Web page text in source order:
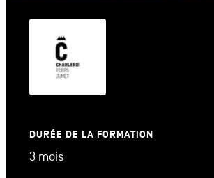
DURÉE DE LA FORMATION
3 mois